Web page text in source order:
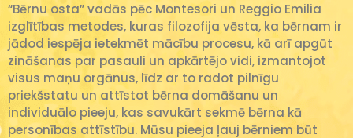
“Bērnu osta” vadās pēc Montesori un Reggio Emilia
izglītības metodes, kuras filozofija vēsta, ka bērnam ir
jādod iespēja ietekmēt mācību procesu, kā arī apgūt
zināšanas par pasauli un apkārtējo vidi, izmantojot
visus maņu orgānus, līdz ar to radot pilnīgu
priekšstatu un attīstot bērna domāšanu un
individuālo pieeju, kas savukārt sekmē bērna kā
personības attīstību. Mūsu pieeja ļauj bērniem būt